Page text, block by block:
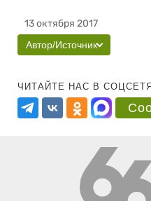
13 октября 2017
Автор/Источник
ЧИТАЙТЕ НАС В